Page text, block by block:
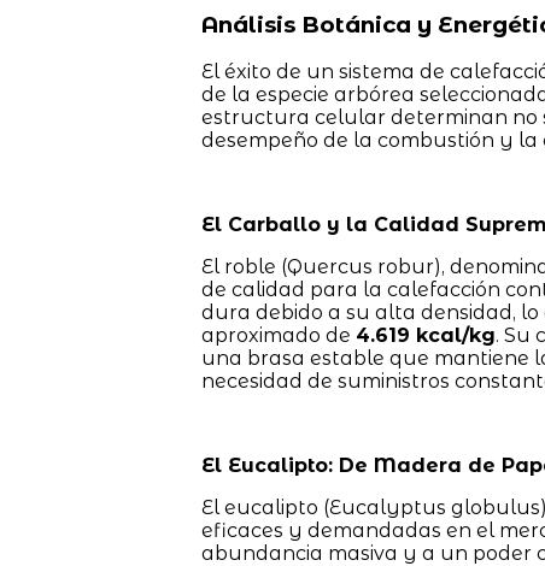
Análisis Botánica y
El éxito de un sistema de
de la especie arbórea
estructura celular determinan no
desempeño de la combustión y la
El Carballo y la Calidad
El roble (Quercus robur),
de calidad para la calefacción
dura debido a su alta densidad,
aproximado de 4.619 kcal/kg. Su
una brasa estable que mantiene
necesidad de suministros
El Eucalipto: De Madera de
El eucalipto (Eucalyptus
eficaces y demandadas en el
abundancia masiva y a un poder